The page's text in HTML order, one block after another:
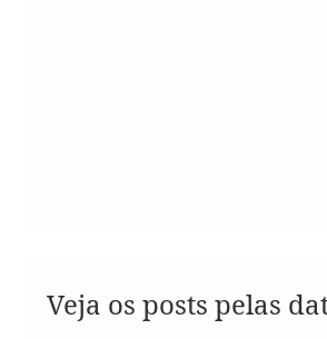
Veja os posts pelas